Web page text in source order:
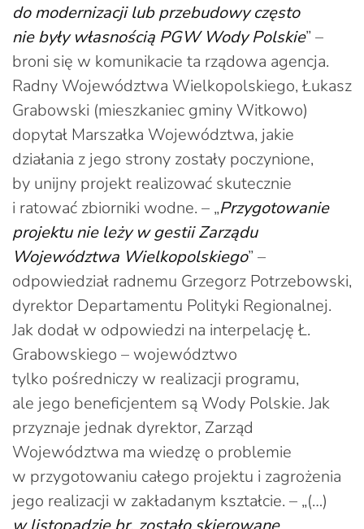
do modernizacji lub przebudowy często
nie były własnością PGW Wody Polskie” –
broni się w komunikacie ta rządowa agencja.
Radny Województwa Wielkopolskiego, Łukasz
Grabowski (mieszkaniec gminy Witkowo)
dopytał Marszałka Województwa, jakie
działania z jego strony zostały poczynione,
by unijny projekt realizować skutecznie
i ratować zbiorniki wodne. – „Przygotowanie
projektu nie leży w gestii Zarządu
Województwa Wielkopolskiego” –
odpowiedział radnemu Grzegorz Potrzebowski,
dyrektor Departamentu Polityki Regionalnej.
Jak dodał w odpowiedzi na interpelację Ł.
Grabowskiego – województwo
tylko pośredniczy w realizacji programu,
ale jego beneficjentem są Wody Polskie. Jak
przyznaje jednak dyrektor, Zarząd
Województwa ma wiedzę o problemie
w przygotowaniu całego projektu i zagrożenia
jego realizacji w zakładanym kształcie. – „(…)